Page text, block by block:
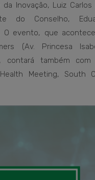
da Inovação, Luiz
do Conselho,
O evento, que
(Av. Princesa
contará também
Meeting, South